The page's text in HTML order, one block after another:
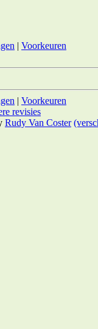
| Voorkeuren
| Voorkeuren
revisies
Rudy Van Coster